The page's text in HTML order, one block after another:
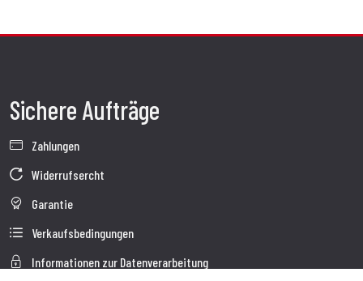
Sichere Aufträge
Zahlungen
Widerrufsercht
Garantie
Verkaufsbedingungen
Informationen zur Datenverarbeitung